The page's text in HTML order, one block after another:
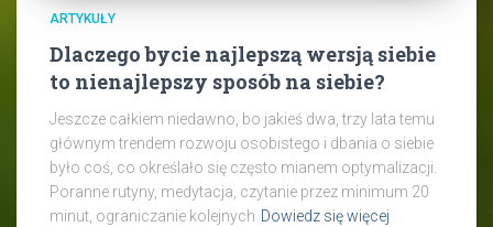
ARTYKUŁY
Dlaczego bycie najlepszą wersją siebie
to nienajlepszy sposób na siebie?
Jeszcze całkiem niedawno, bo jakieś dwa, trzy lata temu
głównym trendem rozwoju osobistego i dbania o siebie
było coś, co określało się często mianem optymalizacji.
Poranne rutyny, medytacja, czytanie przez minimum 20
minut, ograniczanie kolejnych Dowiedz się więcej